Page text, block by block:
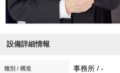
設備詳細情報
種別 / 構造 事務所 / -